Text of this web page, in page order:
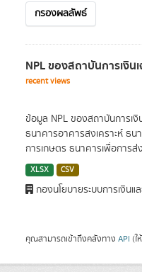
กรองผลลัพธ์
NPL ของสถาบันการเงิน
recent views
ข้อมูล NPL ของสถาบันการเ
ธนาคารอาคารสงเคราะห์ ธ
การเกษตร ธนาคารเพื่อการส่
XLSX CSV
กองนโยบายระบบการเงินแ
คุณสามารถเข้าถึงคลังทาง API (ใ